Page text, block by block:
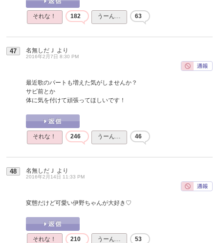
それな！ 182 うーん… 63
47 名無しだＪ より
2016年2月7日 8:30 PM
最近歌のパートも増えた気がしませんか？
サビ前とか
体に気を付けて頑張ってほしいです！
それな！ 246 うーん… 46
48 名無しだＪ より
2016年2月14日 11:33 PM
変態だけど可愛い伊野ちゃんが大好き♡
それな！ 210 うーん… 53